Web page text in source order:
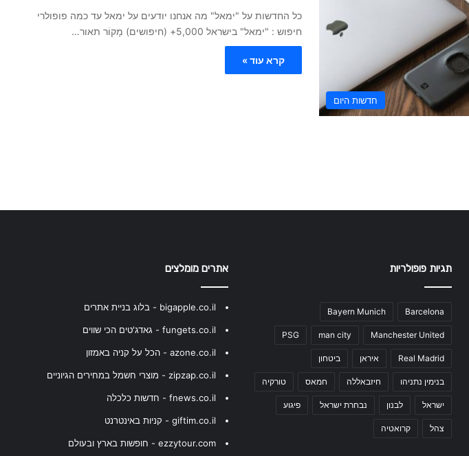
חדשות היום
כל החדשות על "ימאל" מה אנחנו יודעים על ימאל עד כמה פופולרי
חיפוש : "ימאל" בישראל 5,000+ (חיפושים) מָקוֹר תאור…
קרא עוד »
תגיות פופולריות
Barcelona
Bayern Munich
Manchester United
man city
PSG
Real Madrid איראן ביטחון
בנימין נתניהו חיזבאללה חמאס טורקיה
ישראל לבנון נבחרת ישראל פיגוע
צהל קרואטיה
אתרים מומלצים
bigapple.co.il - בלוג בניית אתרים
fungets.co.il - גאדג'טים הכי שווים
azone.co.il - הכל על קניה באמזון
zipzap.co.il - מוצרי חשמל במחירים הגיוניים
fnews.co.il - חדשות כלכלה
giftim.co.il - קניות באינטרנט
ezzytour.com - חופשות בארץ ובעולם